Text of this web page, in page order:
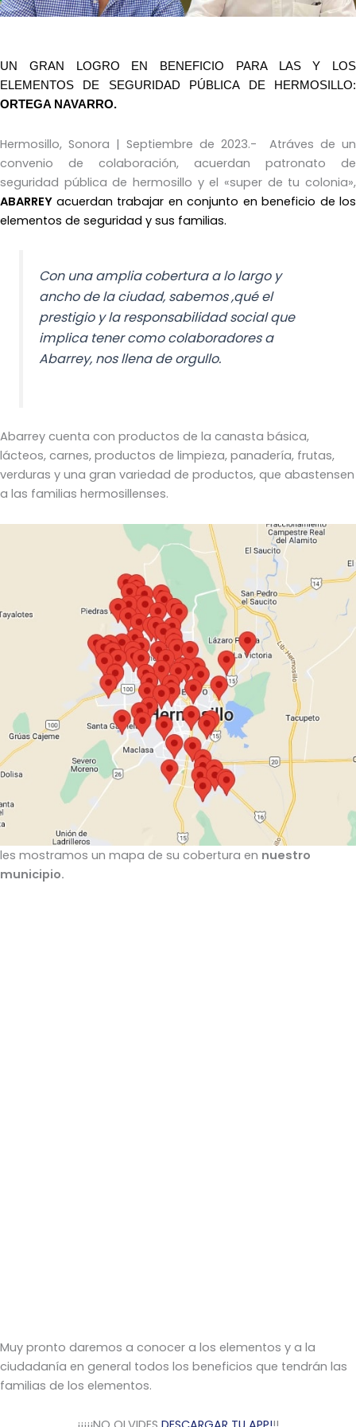
UN GRAN LOGRO EN BENEFICIO PARA LAS Y LOS
ELEMENTOS DE SEGURIDAD PÚBLICA DE HERMOSILLO:
ORTEGA NAVARRO.
Hermosillo, Sonora | Septiembre de 2023.- Atráves de un
convenio de colaboración, acuerdan patronato de
seguridad pública de hermosillo y el «super de tu colonia»,
ABARREY acuerdan trabajar en conjunto en beneficio de los
elementos de seguridad y sus familias.
Con una amplia cobertura a lo largo y
ancho de la ciudad, sabemos ,qué el
prestigio y la responsabilidad social que
implica tener como colaboradores a
Abarrey, nos llena de orgullo.
Abarrey cuenta con productos de la canasta básica,
lácteos, carnes, productos de limpieza, panadería, frutas,
verduras y una gran variedad de productos, que abastensen
a las familias hermosillenses.
les mostramos un mapa de su cobertura en nuestro
municipio.
Muy pronto daremos a conocer a los elementos y a la
ciudadanía en general todos los beneficios que tendrán las
familias de los elementos.